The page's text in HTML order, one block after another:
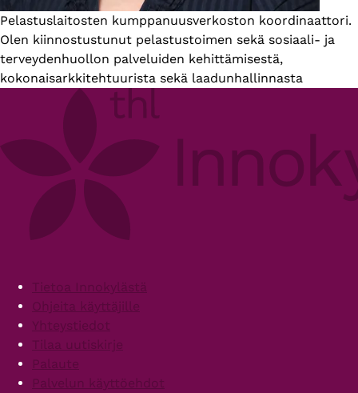
Esittelyteksti
Pelastuslaitosten kumppanuusverkoston koordinaattori.
Olen kiinnostustunut pelastustoimen sekä sosiaali- ja
terveydenhuollon palveluiden kehittämisestä,
kokonaisarkkitehtuurista sekä laadunhallinnasta
FooterTietoa Innokylästä
Ohjeita käyttäjille
Yhteystiedot
Tilaa uutiskirje
Palaute
Palvelun käyttöehdot